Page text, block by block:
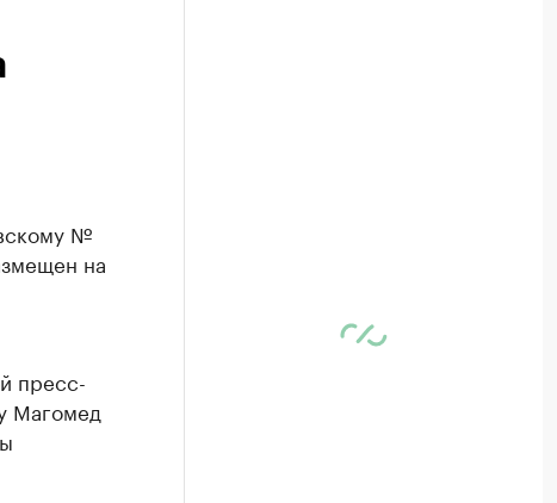
№
на
пресс-
Магомед